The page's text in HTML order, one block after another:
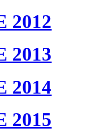
2012
2013
2014
2015